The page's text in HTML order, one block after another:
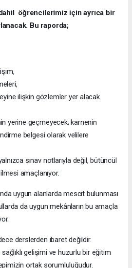
dahil öğrencilerimiz için ayrıca bir
Bu raporda;
ilişkin gözlemler yer alacak.
yerine geçmeyecek; karnenin
belgesi olarak velilere
sınav notlarıyla değil, bütüncül
amaçlanıyor.
uygun alanlarda mescit bulunması
da uygun mekânların bu amaçla
derslerden ibaret değildir.
sağlıklı gelişimi ve huzurlu bir eğitim
ortak sorumluluğudur.